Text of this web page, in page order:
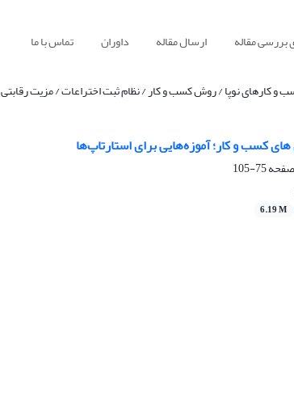
بررسی مقاله ارسال مقاله داوران تماس با ما
و کارهای نوپا / روش کسب و کار / نظام ثبت اختراعات / مزیت رقابتی
کسب و کار؛ آموزه‌هایی برای استارتاپ‌ها
75-105
6.19 M